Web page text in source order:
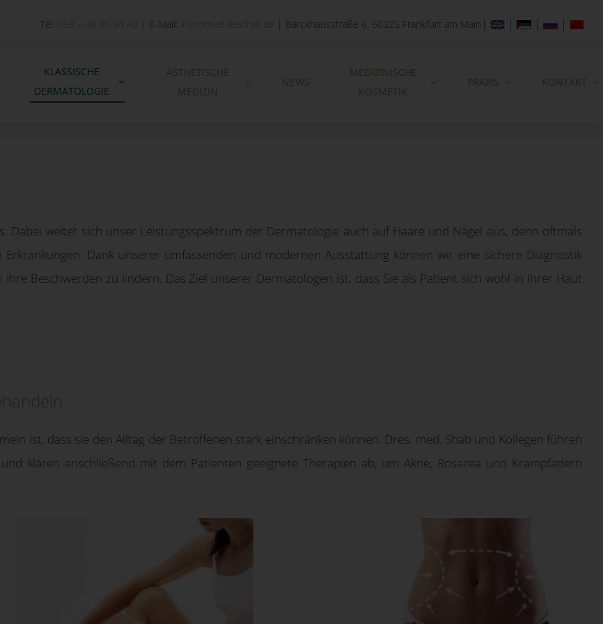
Tel: 069 – 48 00 94 40 | E-Mail: info@med-aesthet.de | Barckhausstraße 6, 60325 Frankfurt am Main | | | |
KLASSISCHE
DERMATOLOGIE
ÄSTHETISCHE
MEDIZIN
NEWS
MEDIZINISCHE
KOSMETIK
PRAXIS KONTAKT
Dabei weitet sich unser Leistungsspektrum der Dermatologie auch auf Haare und Nägel aus, denn oftmals
Dank unserer umfassenden und modernen Ausstattung können wir eine sichere Diagnostik
Beschwerden zu lindern. Das Ziel unserer Dermatologen ist, dass Sie als Patient sich wohl in Ihrer Haut
ist, dass sie den Alltag der Betroffenen stark einschränken können. Dres. med. Shab und Kollegen führen
klären anschließend mit dem Patienten geeignete Therapien ab, um Akne, Rosazea und Krampfadern